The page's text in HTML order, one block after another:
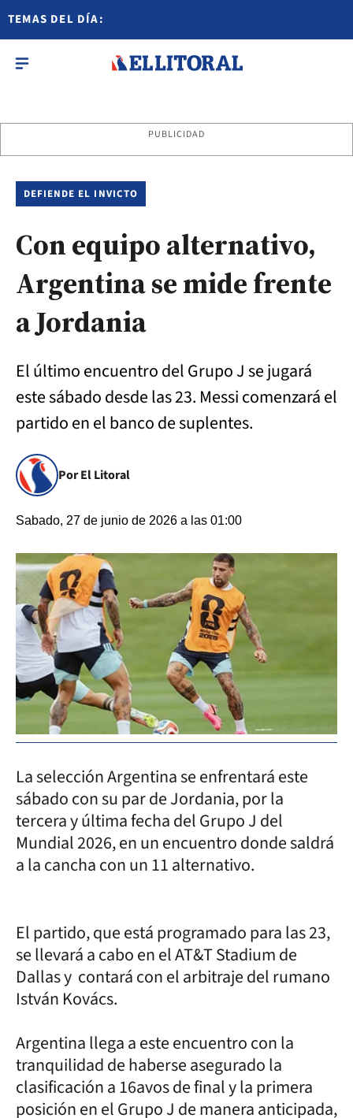
TEMAS DEL DÍA:
PUBLICIDAD
DEFIENDE EL INVICTO
Con equipo alternativo,
Argentina se mide frente
a Jordania
El último encuentro del Grupo J se jugará
este sábado desde las 23. Messi comenzará el
partido en el banco de suplentes.
Por El Litoral
Sabado, 27 de junio de 2026 a las 01:00
La selección Argentina se enfrentará este
sábado con su par de Jordania, por la
tercera y última fecha del Grupo J del
Mundial 2026, en un encuentro donde saldrá
a la cancha con un 11 alternativo.
El partido, que está programado para las 23,
se llevará a cabo en el AT&T Stadium de
Dallas y contará con el arbitraje del rumano
István Kovács.
Argentina llega a este encuentro con la
tranquilidad de haberse asegurado la
clasificación a 16avos de final y la primera
posición en el Grupo J de manera anticipada,